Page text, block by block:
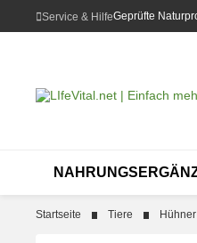
Service & HilfeGeprüfte
Startseite Tiere